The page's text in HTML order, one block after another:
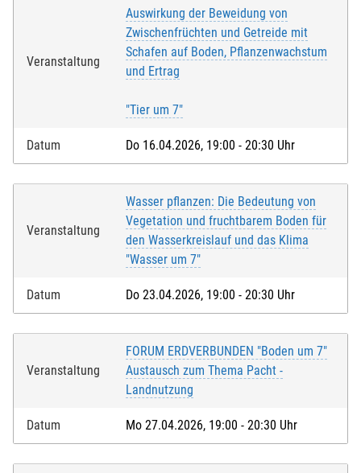
Veranstaltung
Auswirkung der Beweidung von
Zwischenfrüchten und Getreide mit
Schafen auf Boden, Pflanzenwachstum
und Ertrag
"Tier um 7"
Datum Do 16.04.2026, 19:00 - 20:30 Uhr
Veranstaltung
Wasser pflanzen: Die Bedeutung von
Vegetation und fruchtbarem Boden für
den Wasserkreislauf und das Klima
"Wasser um 7"
Datum Do 23.04.2026, 19:00 - 20:30 Uhr
Veranstaltung
FORUM ERDVERBUNDEN "Boden um 7"
Austausch zum Thema Pacht -
Landnutzung
Datum Mo 27.04.2026, 19:00 - 20:30 Uhr